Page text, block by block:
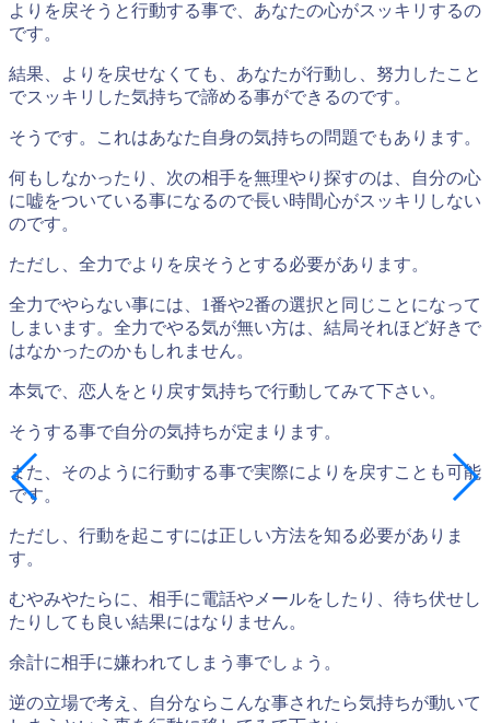
よりを戻そうと行動する事で、あなたの心がスッキリするの
です。
結果、よりを戻せなくても、 あなたが行動し、努力したこと
でスッキリした気持ちで諦める事ができるのです。
そうです。これはあなた自身の気持ちの問題でもあります。
何もしなかったり、次の相手を無理やり探すのは、自分の心
に嘘をついている事になるので長い時間心がスッキリしない
のです。
ただし、全力でよりを戻そうとする必要があります。
全力でやらない事には、1番や2番の選択と同じことになって
しまいます。全力でやる気が無い方は、結局それほど好きで
はなかったのかもしれません。
本気で、 恋人をとり戻す気持ちで行動 してみて下さい。
そうする事で自分の気持ちが定まります。
また、そのように行動する事で実際によりを戻すことも可能
です。
ただし、 行動を起こすには正しい方法を知る必要がありま
す。
むやみやたらに、相手に電話やメールをしたり、待ち伏せし
たりしても良い結果にはなりません。
余計に相手に嫌われてしまう事でしょう。
逆の立場で考え、自分ならこんな事されたら気持ちが動いて